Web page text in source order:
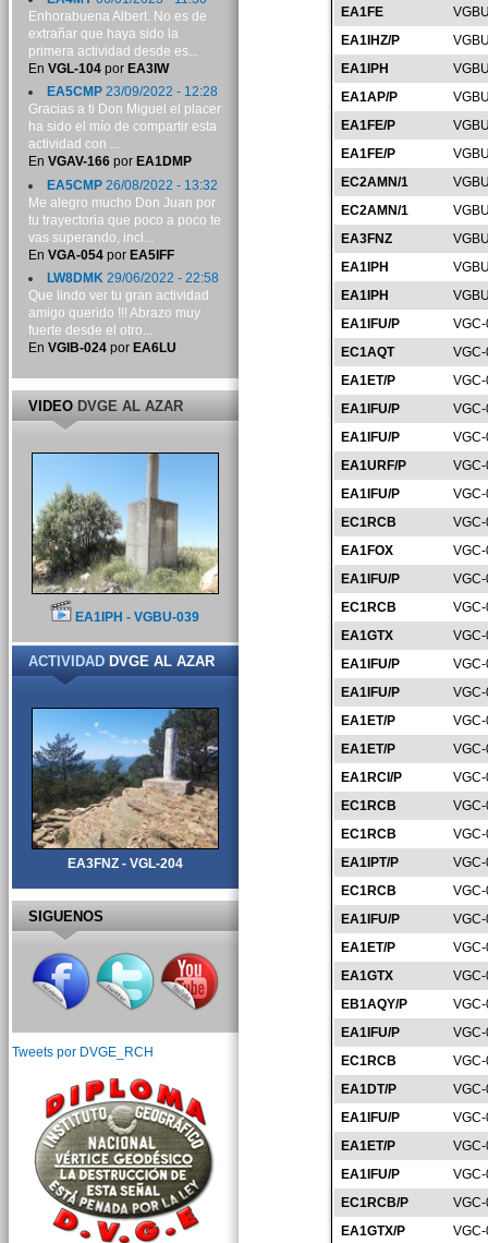
EA1FE
EA1IHZ/P
EA1IPH
EA1AP/P
EA1FE/P
EA1FE/P
EC2AMN/1
EC2AMN/1
EA3FNZ
EA1IPH
EA1IPH
EA1IFU/P
EC1AQT
EA1ET/P
EA1IFU/P
EA1IFU/P
EA1URF/P
EA1IFU/P
EC1RCB
EA1FOX
EA1IFU/P
EC1RCB
EA1GTX
EA1IFU/P
EA1IFU/P
EA1ET/P
EA1ET/P
EA1RCI/P
EC1RCB
EC1RCB
EA1IPT/P
EC1RCB
EA1IFU/P
EA1ET/P
EA1GTX
EB1AQY/P
EA1IFU/P
EC1RCB
EA1DT/P
EA1IFU/P
EA1ET/P
EA1IFU/P
EC1RCB/P
EA1GTX/P
Enhorabuena Albert. No es de
extrañar que haya sido la
primera actividad desde es...
En VGL-104por EA3IW
EA5CMP23/09/2022 - 12:28
Gracias a ti Don Miguel el placer
ha sido el mío de compartir esta
actividad con ...
En VGAV-166por EA1DMP
EA5CMP26/08/2022 - 13:32
Me alegro mucho Don Juan por
tu trayectoria que poco a poco te
vas superando, incl...
En VGA-054por EA5IFF
LW8DMK29/06/2022 - 22:58
Que lindo ver tu gran actividad
amigo querido !!! Abrazo muy
fuerte desde el otro...
En VGIB-024por EA6LU
VIDEODVGE AL AZAR
EA1IPH - VGBU-039
ACTIVIDADDVGE AL AZAR
EA3FNZ - VGL-204
SIGUENOS
Tweets por DVGE_RCH